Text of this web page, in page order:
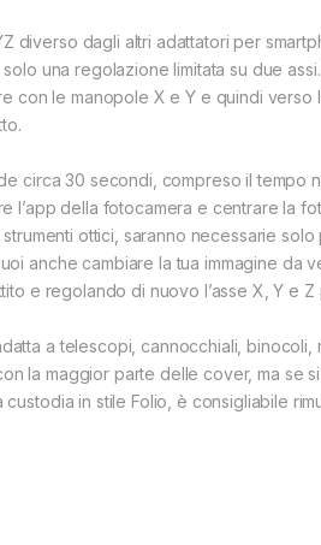
diverso dagli altri adattatori per
una regolazione limitata su due
con le manopole X e Y e quindi
circa 30 secondi, compreso il tempo
l’app della fotocamera e centrare la
ottici, saranno necessarie
anche cambiare la tua immagine da
e regolando di nuovo l’asse X, Y e
a telescopi, cannocchiali,
la maggior parte delle cover, ma se
in stile Folio, è consigliabile